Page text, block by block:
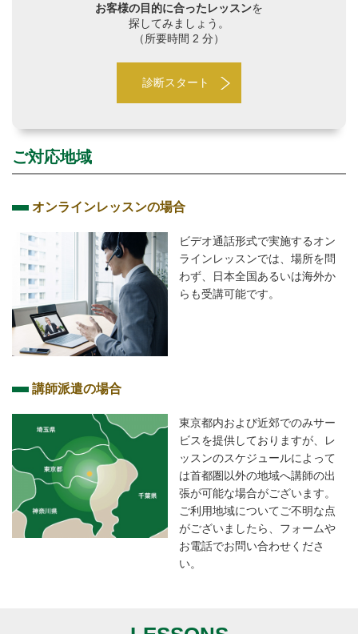
お客様の目的に合ったレッスンを
探してみましょう。
（所要時間 2 分）
診断スタート
ご対応地域
オンラインレッスンの場合
ビデオ通話形式で実施するオン
ラインレッスンでは、場所を問
わず、日本全国あるいは海外か
らも受講可能です。
講師派遣の場合
東京都内および近郊でのみサー
ビスを提供しておりますが、レ
ッスンのスケジュールによって
は首都圏以外の地域へ講師の出
張が可能な場合がございます。
ご利用地域についてご不明な点
がございましたら、フォームや
お電話でお問い合わせくださ
い。